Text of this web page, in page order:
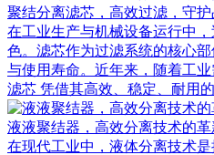
聚结分离滤芯，高效过滤，守
在工业生产与机械设备运行中
色。滤芯作为过滤系统的核心
与使用寿命。近年来，随着工
滤芯 凭借其高效、稳定、耐用
液液聚结器，高效分离技术的
在现代工业中，液体分离技术